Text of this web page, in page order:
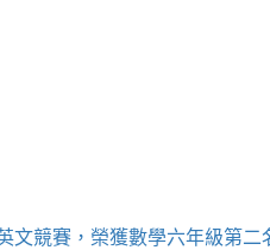
競賽，榮獲數學六年級第二